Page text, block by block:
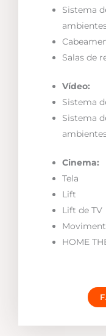
Sistema
Salas de
Vídeo:
Sistema
Sistema
Cinema:
Tela
Lift
Lift de TV
HOME